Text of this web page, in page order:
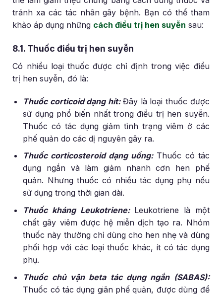
tránh xa các tác nhân gây bệnh. Bạn có thể tham
khảo áp dụng những cách điều trị hen suyễn sau:
8.1. Thuốc điều trị hen suyễn
Có nhiều loại thuốc được chỉ định trong việc điều
trị hen suyễn, đó là:
Thuốc corticoid dạng hít:Đây là loại thuốc được
sử dụng phổ biến nhất trong điều trị hen suyễn.
Thuốc có tác dụng giảm tình trạng viêm ở các
phế quản do các dị nguyên gây ra.
Thuốc corticosteroid dạng uống:Thuốc có tác
dụng ngắn và làm giảm nhanh cơn hen phế
quản. Nhưng thuốc có nhiều tác dụng phụ nếu
sử dụng trong thời gian dài.
Thuốc kháng Leukotriene: Leukotriene là một
chất gây viêm được hệ miễn dịch tạo ra. Nhóm
thuốc này thường chỉ dùng cho hen nhẹ và dùng
phối hợp với các loại thuốc khác, ít có tác dụng
phụ.
Thuốc chủ vận beta tác dụng ngắn (SABAS):
Thuốc có tác dụng giãn phế quản, được dùng để